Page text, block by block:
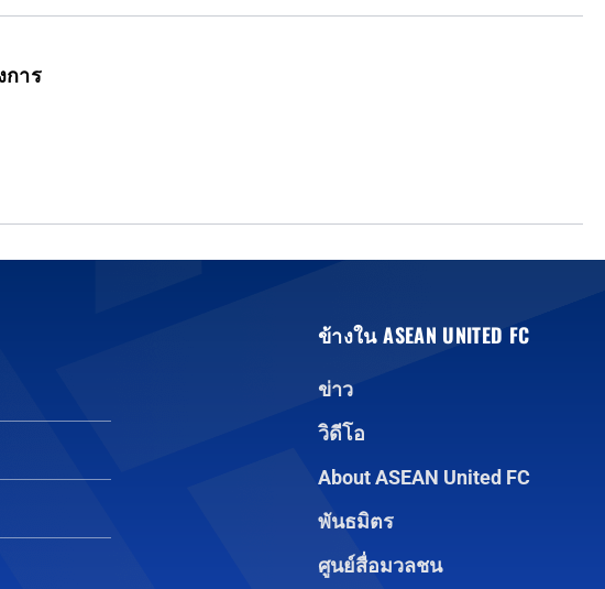
าร
ข้างใน ASEAN UNITED FC
ข่าว
วิดีโอ
About ASEAN United FC
พันธมิตร
ศูนย์สื่อมวลชน